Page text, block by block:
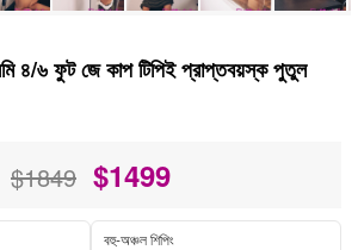
৪/৬ ফুট জে কাপ টিপিই প্রাপ্তবয়স্ক পুতুল
$1849 $1499
বহু-অঞ্চল শিপিং